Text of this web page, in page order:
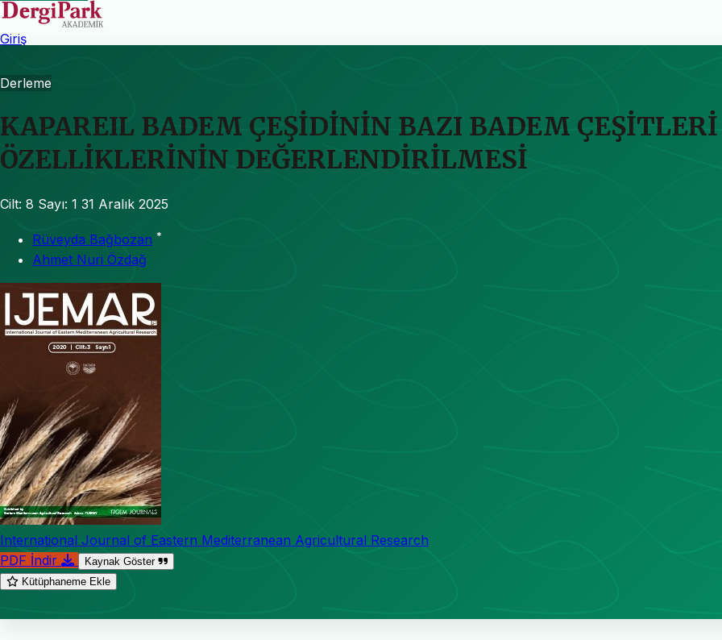
Giriş
Derleme
KAPAREIL BADEM ÇEŞİDİNİN BAZI BADEM
ÖZELLİKLERİNİN DEĞERLENDİRİLMESİ
Cilt: 8 Sayı: 1 31 Aralık 2025
Rüveyda Bağbozan *
Ahmet Nuri Özdağ
International Journal of Eastern Mediterranean Agricultural Research
PDF İndir
Kaynak Göster
Kütüphaneme Ekle